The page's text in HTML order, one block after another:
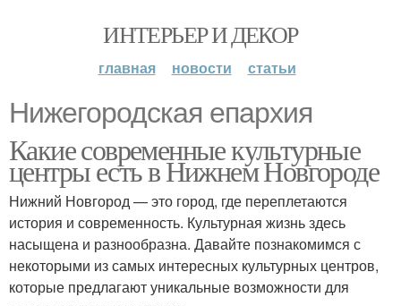
ИНТЕРЬЕР И ДЕКОР
главная новости статьи
Нижегородская епархия
Какие современные культурные
центры есть в Нижнем Новгороде
Нижний Новгород — это город, где переплетаются
история и современность. Культурная жизнь здесь
насыщена и разнообразна. Давайте познакомимся с
некоторыми из самых интересных культурных центров,
которые предлагают уникальные возможности для